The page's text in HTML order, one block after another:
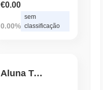
€0.00
0.00%
sem
classificação
Aluna Token